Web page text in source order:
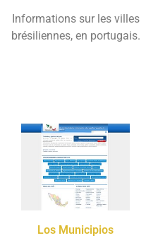
Informations sur les villes
brésiliennes, en portugais.
Los Municipios